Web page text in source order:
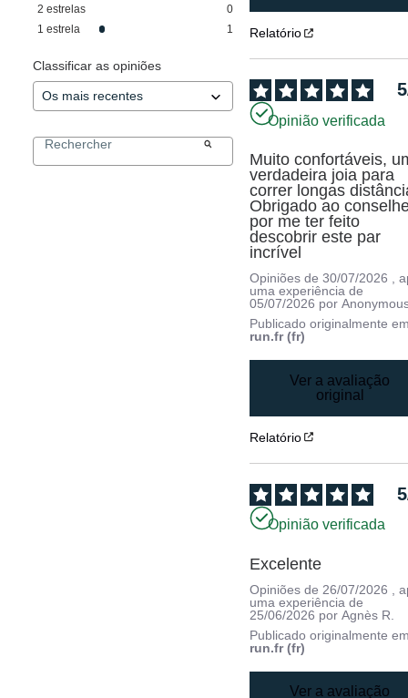
2 estrelas
0
1 estrela 1
Classificar as opiniões
Relatório
5
Opinião verificada
Muito confortáveis,
verdadeira joia para
correr longas
Obrigado ao
por me ter feito
descobrir este par
incrível
Opiniões de30/07/2026 ,
uma experiência de
05/07/2026 por
Publicado originalmente
run.fr (fr)
Ver a avaliação
original
Relatório
5
Opinião verificada
Excelente
Opiniões de 26/07/2026
,
uma experiência de
25/06/2026 porAgnès R.
Publicado originalmente
run.fr (fr)
Ver a avaliação